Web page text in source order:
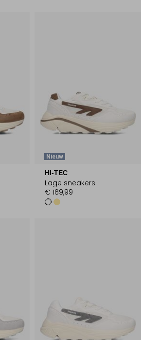
Nieuw
HI-TEC
Lage sneakers
€ 169,99